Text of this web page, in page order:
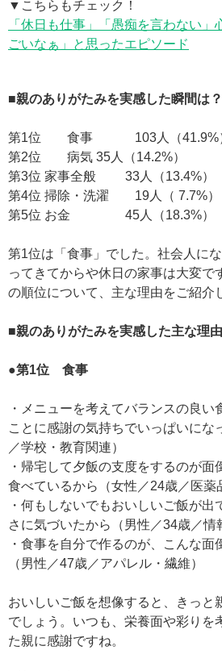
▼こちらもチェック！
「休日も仕事」「愚痴を言わない」
ごいなぁ」と思ったエピソード
■親のありがたみを実感した瞬間は？
第1位 食事 103人（41.9%
第2位 病気 35人（14.2%）
第3位 家事全般 33人（13.4%）
第4位 掃除・洗濯 19人（ 7.7%）
第5位 お金 45人（18.3%）
第1位は「食事」でした。社会人に
ってきてからや休日の家事は大変で
の順位について、主な理由をご紹介
■親のありがたみを実感した主な理
●第1位 食事
・メニューを考えてバランスの良い
ことに感謝の気持ちでいっぱいにな
／学校・教育関連）
・帰宅して夕飯の支度をするのが面
食べているから（女性／24歳／医薬
・何もしないでもおいしいご飯が出
さに気づいたから（男性／34歳／情
・食事を自分で作るのが、こんな面
（男性／47歳／アパレル・繊維）
おいしいご飯を想像すると、きっと
でしょう。いつも、栄養面や彩りを
た親に感謝ですね。